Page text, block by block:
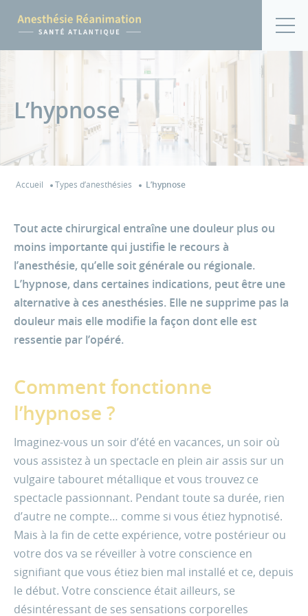
L’hypnose
Accueil Types d’anesthésies L’hypnose
Tout acte chirurgical entraîne une douleur plus ou
moins importante qui justifie le recours à
l’anesthésie, qu’elle soit générale ou régionale.
L’hypnose, dans certaines indications, peut être une
alternative à ces anesthésies. Elle ne supprime pas la
douleur mais elle modifie la façon dont elle est
ressentie par l’opéré.
Comment fonctionne
l’hypnose ?
Imaginez-vous un soir d’été en vacances, un soir où
vous assistez à un spectacle en plein air assis sur un
vulgaire tabouret métallique et vous trouvez ce
spectacle passionnant. Pendant toute sa durée, rien
d’autre ne compte… comme si vous étiez hypnotisé.
Mais à la fin de cette expérience, votre postérieur ou
votre dos va se réveiller à votre conscience en
signifiant que vous étiez bien mal installé et ce, depuis
le début. Votre conscience était ailleurs, se
désintéressant de ses sensations corporelles